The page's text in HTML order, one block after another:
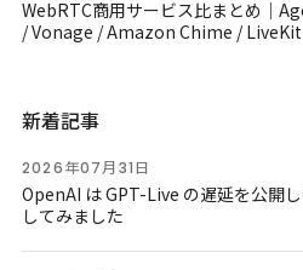
WebRTC商用サービス比まとめ｜
/ Vonage / Amazon Chime / LiveKit
新着記事
2026年07月31日
OpenAI は GPT-Live の遅延を公開
してみました